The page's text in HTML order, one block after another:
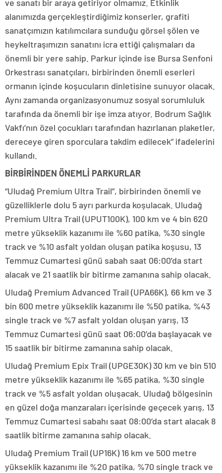
ve sanatı bir araya getiriyor olmamız. Etkinlik
alanımızda gerçekleştirdiğimiz konserler, grafiti
sanatçımızın katılımcılara sunduğu görsel şölen ve
heykeltraşımızın sanatını icra ettiği çalışmaları da
önemli bir yere sahip. Parkur içinde ise Bursa Senfoni
Orkestrası sanatçıları, birbirinden önemli eserleri
ormanın içinde koşucuların dinletisine sunuyor olacak.
Aynı zamanda organizasyonumuz sosyal sorumluluk
tarafında da önemli bir işe imza atıyor. Bodrum Sağlık
Vakfı’nın özel çocukları tarafından hazırlanan plaketler,
dereceye giren sporculara takdim edilecek” ifadelerini
kullandı.
BİRBİRİNDEN ÖNEMLİ PARKURLAR
“Uludağ Premium Ultra Trail”, birbirinden önemli ve
güzelliklerle dolu 5 ayrı parkurda koşulacak. Uludağ
Premium Ultra Trail (UPUT100K), 100 km ve 4 bin 620
metre yükseklik kazanımı ile %60 patika, %30 single
track ve %10 asfalt yoldan oluşan patika koşusu, 13
Temmuz Cumartesi günü sabah saat 06:00’da start
alacak ve 21 saatlik bir bitirme zamanına sahip olacak.
Uludağ Premium Advanced Trail (UPA66K), 66 km ve 3
bin 600 metre yükseklik kazanımı ile %50 patika, %43
single track ve %7 asfalt yoldan oluşan yarış, 13
Temmuz Cumartesi günü saat 06:00’da başlayacak ve
15 saatlik bir bitirme zamanına sahip olacak.
Uludağ Premium Epix Trail (UPGE30K) 30 km ve bin 510
metre yükseklik kazanımı ile %65 patika, %30 single
track ve %5 asfalt yoldan oluşacak. Uludağ bölgesinin
en güzel doğa manzaraları içerisinde geçecek yarış, 13
Temmuz Cumartesi sabahı saat 08:00‘da start alacak 8
saatlik bitirme zamanına sahip olacak.
Uludağ Premium Trail (UP16K) 16 km ve 500 metre
yükseklik kazanımı ile %20 patika, %70 single track ve